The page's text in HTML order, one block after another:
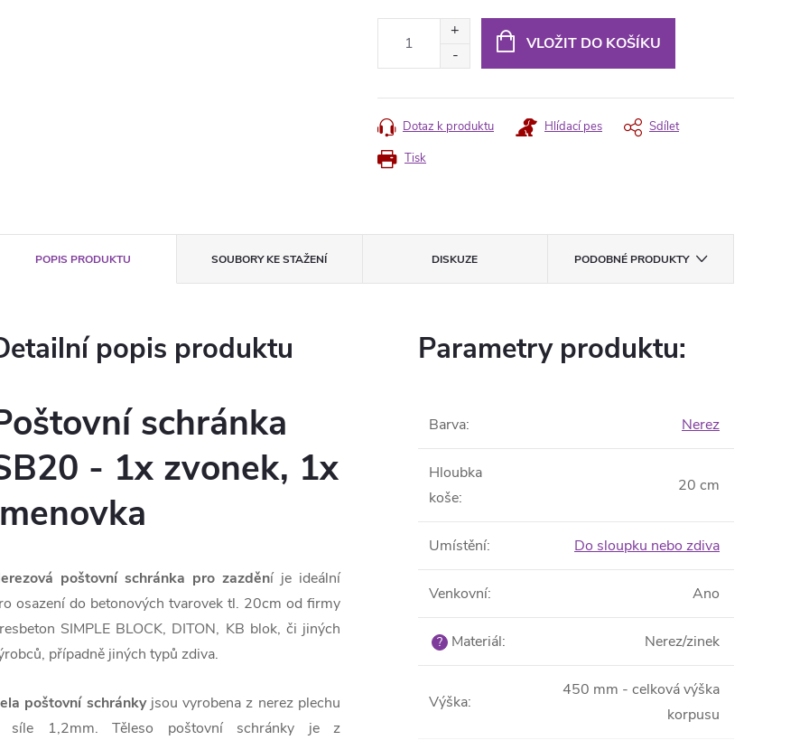
VLOŽIT DO KOŠÍKU
Tisk
Dotaz k produktu Hlídací pes Sdílet
POPIS PRODUKTU SOUBORY KE STAŽENÍ DISKUZE PODOBNÉ PRODUKTY
popis produktu
schránka
- 1x zvonek, 1x
poštovní schránka pro zazdění je ideální
osazení do betonových tvarovek tl. 20cm od firmy
SIMPLE BLOCK, DITON, KB blok, či jiných
případně jiných typů zdiva.
poštovní schránkyjsou vyrobena z nerez plechu
síle 1,2mm. Těleso poštovní schránky je z
Parametry produktu:
Barva: Nerez
Hloubka
koše:
20 cm
Umístění: Do sloupku nebo zdiva
Venkovní: Ano
? Materiál: Nerez/zinek
Výška:
450 mm - celková výška
korpusu